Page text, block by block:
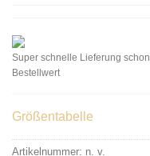
Super schnelle Lieferung schon
Bestellwert
Größentabelle
Artikelnummer: n. v.